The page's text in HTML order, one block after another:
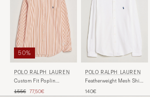
50%
POLO RALPH LAUREN
Custom Fit Poplin
Orange
Reguliere prijs
155€ Verlaagd prijs
77,50€
POLO RALPH LAUREN
Featherweight Mesh Shirt
140€